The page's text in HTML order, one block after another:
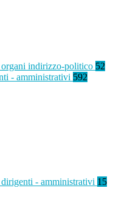
indirizzo-politico 52
- amministrativi 592
- amministrativi 15